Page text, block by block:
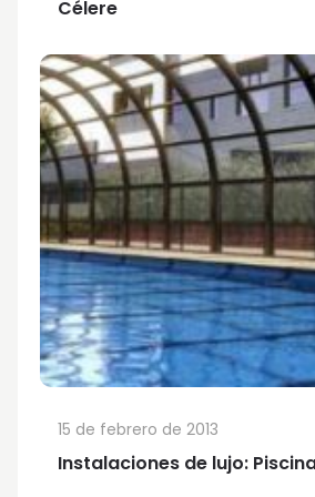
Célere
Instalaciones de lujo:
15 de febrero de 2013